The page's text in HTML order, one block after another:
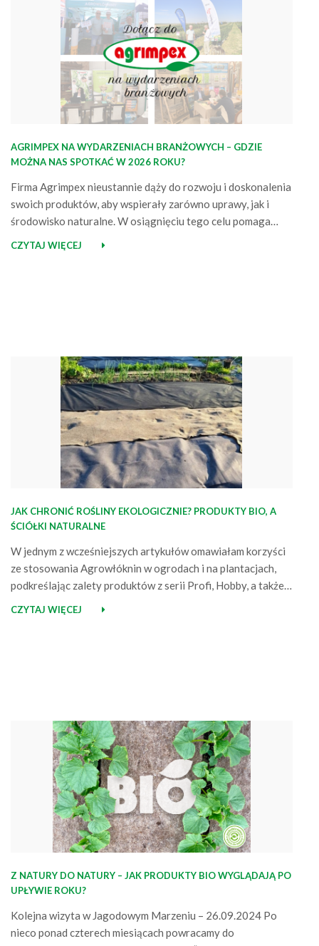
AGRIMPEX NA WYDARZENIACH BRANŻOWYCH – GDZIE
MOŻNA NAS SPOTKAĆ W 2026 ROKU?
Firma Agrimpex nieustannie dąży do rozwoju i doskonalenia
swoich produktów, aby wspierały zarówno uprawy, jak i
środowisko naturalne. W osiągnięciu tego celu pomaga
branżowych, takich jak targi czy projekty doświadczalne.
CZYTAJ WIĘCEJ
JAK CHRONIĆ ROŚLINY EKOLOGICZNIE? PRODUKTY BIO, A
ŚCIÓŁKI NATURALNE
W jednym z wcześniejszych artykułów omawiałam korzyści
ze stosowania Agrowłóknin w ogrodach i na plantacjach,
podkreślając zalety produktów z serii Profi, Hobby, a także
więcej osób szuka bowiem rozwiązań, które są bezpieczne
CZYTAJ WIĘCEJ
Z NATURY DO NATURY – JAK PRODUKTY BIO WYGLĄDAJĄ PO
UPŁYWIE ROKU?
Kolejna wizyta w Jagodowym Marzeniu – 26.09.2024 Po
nieco ponad czterech miesiącach powracamy do